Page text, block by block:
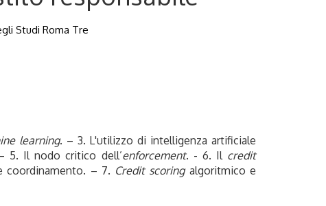
Studi Roma Tre
learning. – 3. L'utilizzo di intelligenza artificiale
5. Il nodo critico dell’enforcement. - 6. Il credit
coordinamento. – 7. Credit scoring algoritmico e